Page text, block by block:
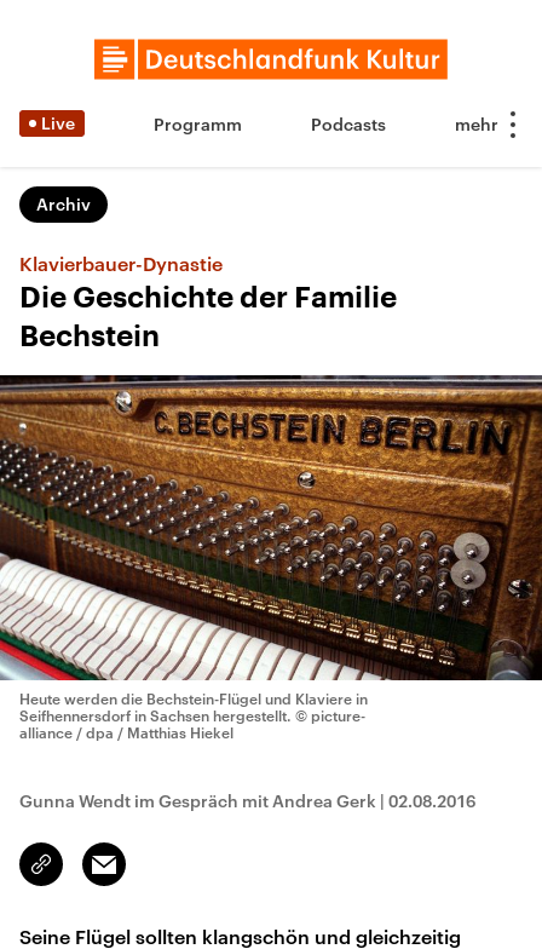
Live Programm Podcasts
Archiv
Klavierbauer-Dynastie
Die Geschichte der Familie
Bechstein
Heute werden die Bechstein-Flügel und Klaviere in
Seifhennersdorf in Sachsen hergestellt. © picture-
alliance / dpa / Matthias Hiekel
Gunna Wendt im Gespräch mit Andrea Gerk | 02.08.2016
Link
kopieren/teilen
Email
Seine Flügel sollten klangschön und gleichzeitig